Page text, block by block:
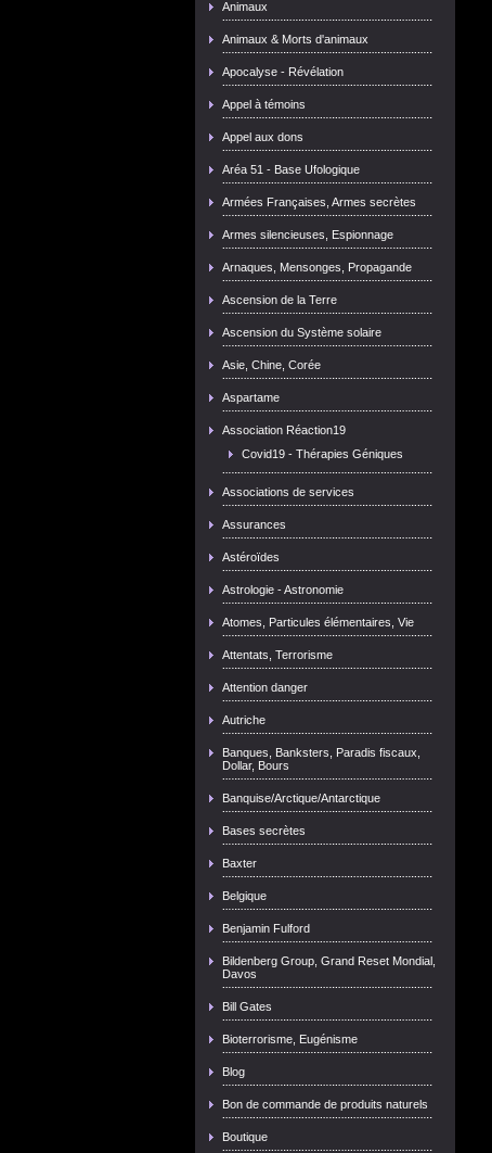
Animaux
Animaux & Morts d'animaux
Apocalyse - Révélation
Appel à témoins
Appel aux dons
Aréa 51 - Base Ufologique
Armées Françaises, Armes secrètes
Armes silencieuses, Espionnage
Arnaques, Mensonges, Propagande
Ascension de la Terre
Ascension du Système solaire
Asie, Chine, Corée
Aspartame
Association Réaction19
Covid19 - Thérapies Géniques
Associations de services
Assurances
Astéroïdes
Astrologie - Astronomie
Atomes, Particules élémentaires, Vie
Attentats, Terrorisme
Attention danger
Autriche
Banques, Banksters, Paradis fiscaux,
Dollar, Bours
Banquise/Arctique/Antarctique
Bases secrètes
Baxter
Belgique
Benjamin Fulford
Bildenberg Group, Grand Reset Mondial,
Davos
Bill Gates
Bioterrorisme, Eugénisme
Blog
Bon de commande de produits naturels
Boutique